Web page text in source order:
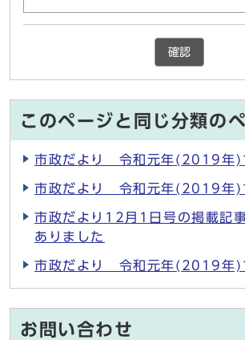
確認
このページと同じ分類の
市政だより 令和元年(2019年
市政だより 令和元年(2019年
市政だより12月1日号の掲載記
ありました
市政だより 令和元年(2019年
お問い合わせ